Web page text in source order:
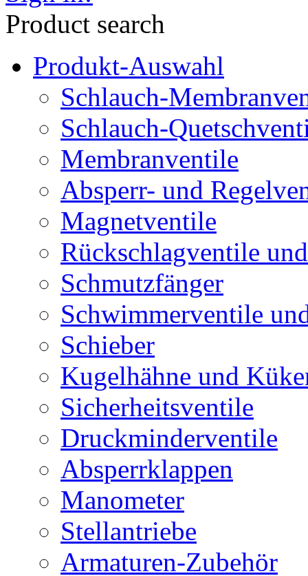
Product search
Produkt-Auswahl
Schlauch-
Schlauch-
Membranventile
Absperr- und
Magnetventile
Rückschlagventile
Schmutzfänger
Schwimmerventile
Schieber
Kugelhähne und
Sicherheitsventile
Druckminderventile
Absperrklappen
Manometer
Stellantriebe
Armaturen-Zubehör